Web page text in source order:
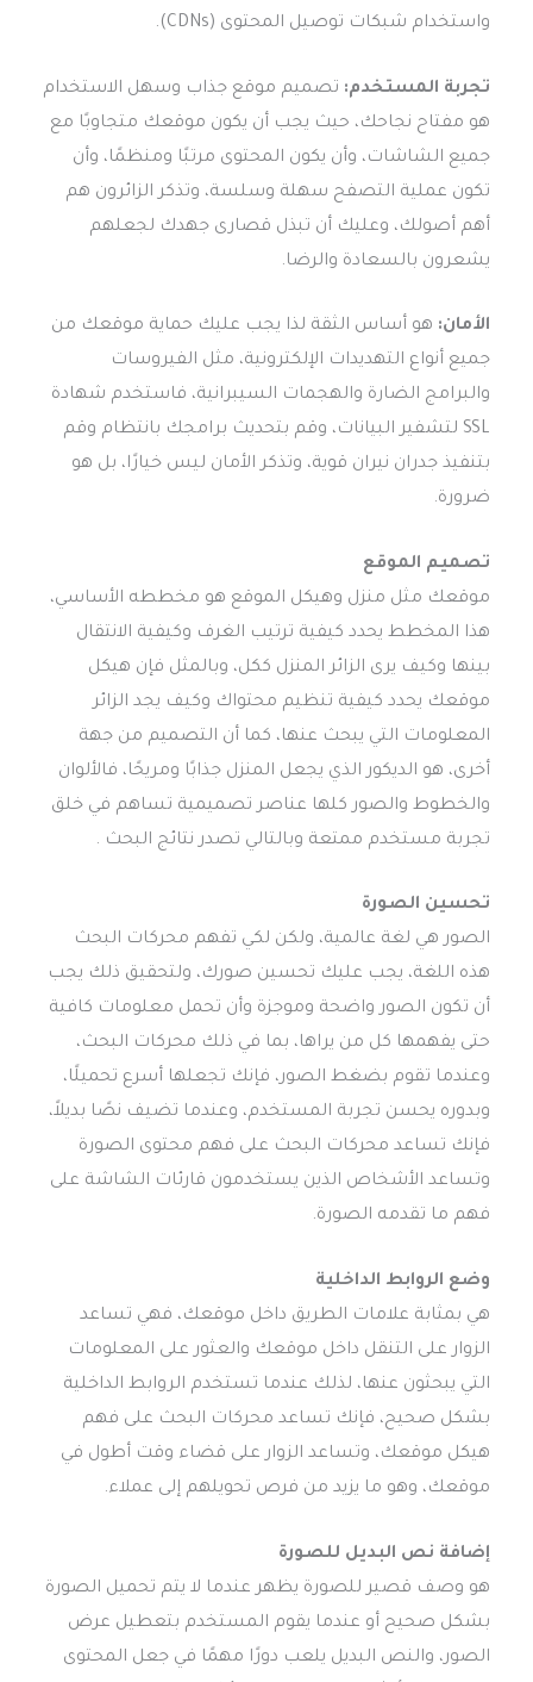
واستخدام شبكات توصيل المحتوى (CDNs).
تجربة المستخدم: تصميم موقع جذاب وسهل الاستخدام
هو مفتاح نجاحك، حيث يجب أن يكون موقعك متجاوبًا مع
جميع الشاشات، وأن يكون المحتوى مرتبًا ومنظمًا، وأن
تكون عملية التصفح سهلة وسلسة، وتذكر الزائرون هم
أهم أصولك، وعليك أن تبذل قصارى جهدك لجعلهم
يشعرون بالسعادة والرضا.
الأمان: هو أساس الثقة لذا يجب عليك حماية موقعك من
جميع أنواع التهديدات الإلكترونية، مثل الفيروسات
والبرامج الضارة والهجمات السيبرانية، فاستخدم شهادة
SSL لتشفير البيانات، وقم بتحديث برامجك بانتظام وقم
بتنفيذ جدران نيران قوية، وتذكر الأمان ليس خيارًا، بل هو
ضرورة.
تصميم الموقع
موقعك مثل منزل وهيكل الموقع هو مخططه الأساسي،
هذا المخطط يحدد كيفية ترتيب الغرف وكيفية الانتقال
بينها وكيف يرى الزائر المنزل ككل، وبالمثل فإن هيكل
موقعك يحدد كيفية تنظيم محتواك وكيف يجد الزائر
المعلومات التي يبحث عنها، كما أن التصميم من جهة
أخرى، هو الديكور الذي يجعل المنزل جذابًا ومريحًا، فالألوان
والخطوط والصور كلها عناصر تصميمية تساهم في خلق
تجربة مستخدم ممتعة وبالتالي تصدر نتائج البحث .
تحسين الصورة
الصور هي لغة عالمية، ولكن لكي تفهم محركات البحث
هذه اللغة، يجب عليك تحسين صورك، ولتحقيق ذلك يجب
أن تكون الصور واضحة وموجزة وأن تحمل معلومات كافية
حتى يفهمها كل من يراها، بما في ذلك محركات البحث،
وعندما تقوم بضغط الصور، فإنك تجعلها أسرع تحميلًا،
وبدوره يحسن تجربة المستخدم، وعندما تضيف نصًا بديلاً،
فإنك تساعد محركات البحث على فهم محتوى الصورة
وتساعد الأشخاص الذين يستخدمون قارئات الشاشة على
فهم ما تقدمه الصورة.
وضع الروابط الداخلية
هي بمثابة علامات الطريق داخل موقعك، فهي تساعد
الزوار على التنقل داخل موقعك والعثور على المعلومات
التي يبحثون عنها، لذلك عندما تستخدم الروابط الداخلية
بشكل صحيح، فإنك تساعد محركات البحث على فهم
هيكل موقعك، وتساعد الزوار على قضاء وقت أطول في
موقعك، وهو ما يزيد من فرص تحويلهم إلى عملاء.
إضافة نص البديل للصورة
هو وصف قصير للصورة يظهر عندما لا يتم تحميل الصورة
بشكل صحيح أو عندما يقوم المستخدم بتعطيل عرض
الصور، والنص البديل يلعب دورًا مهمًا في جعل المحتوى